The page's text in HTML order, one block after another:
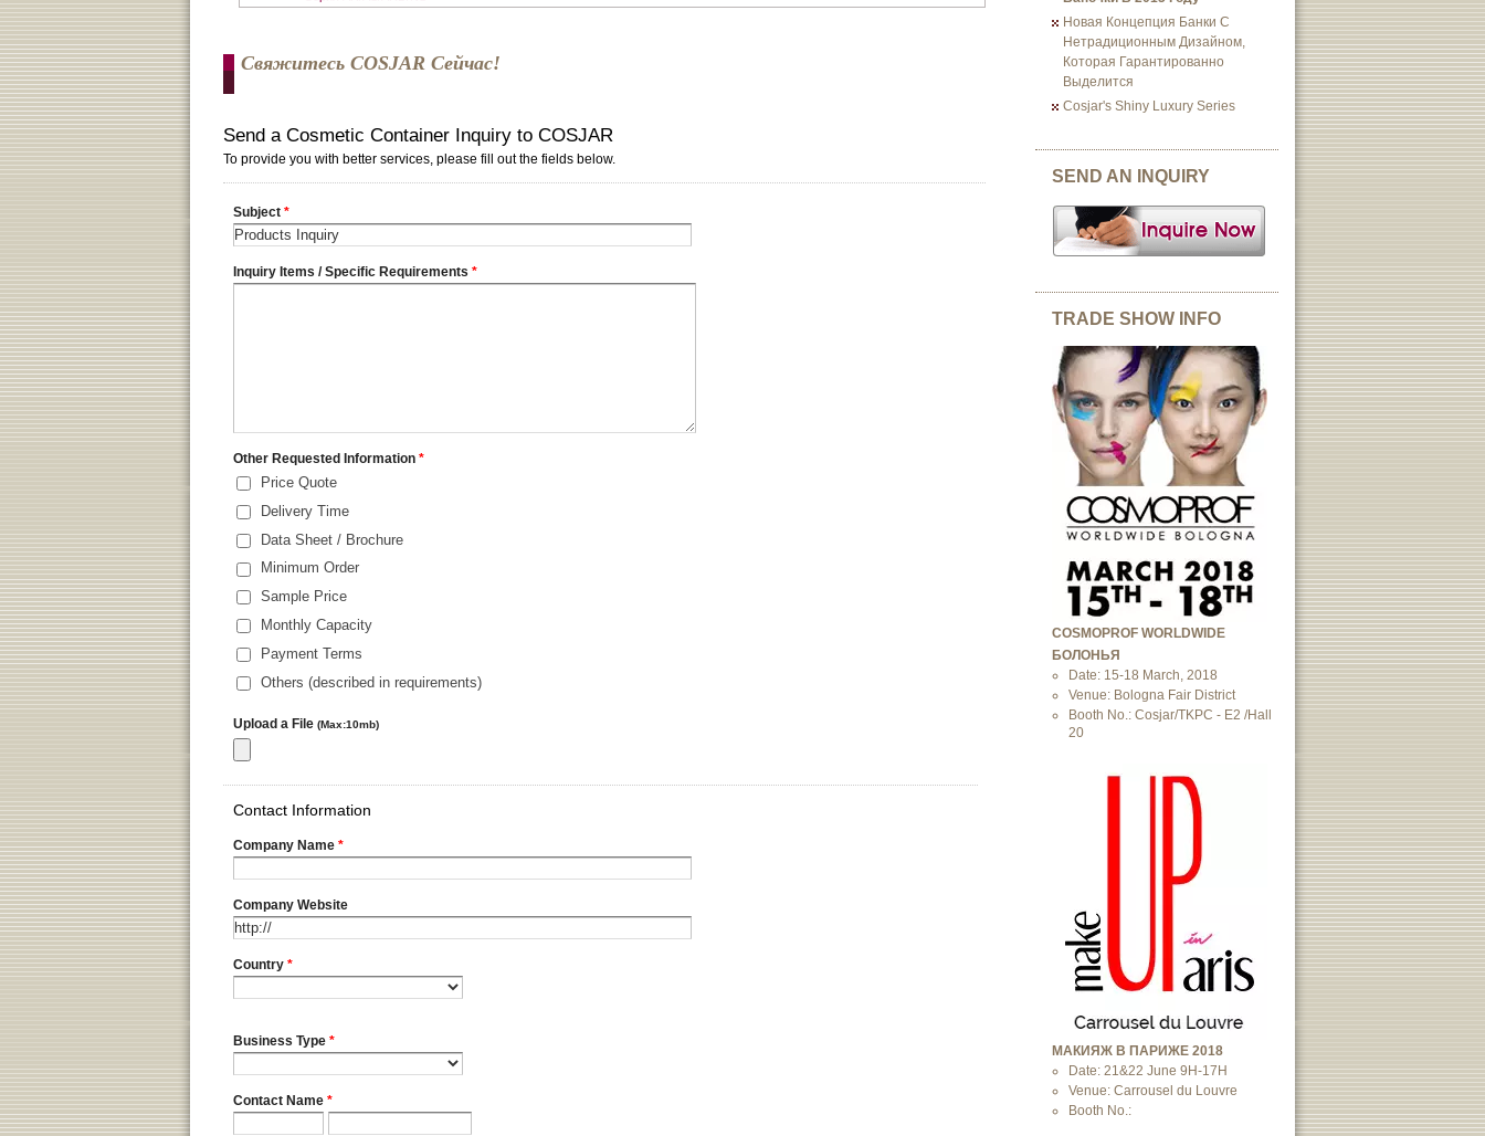
Свяжитесь COSJAR Сейчас!
Новая Концепция Банки С
Нетрадиционным Дизайном,
Которая Гарантированно
Выделится
Cosjar's Shiny Luxury Series
SEND AN INQUIRY
TRADE SHOW INFO
COSMOPROF WORLDWIDE
БОЛОНЬЯ
Date: 15-18 March, 2018
Venue: Bologna Fair District
Booth No.: Cosjar/TKPC - E2 /Hall
20
МАКИЯЖ В ПАРИЖЕ 2018
Date: 21&22 June 9H-17H
Venue: Carrousel du Louvre
Booth No.: